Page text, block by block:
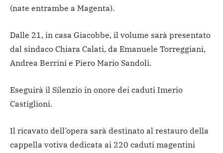
(nate entrambe a Magenta).
Dalle 21, in casa Giacobbe, il volume sarà presentato
dal sindaco Chiara Calati, da Emanuele Torreggiani,
Andrea Berrini e Piero Mario Sandoli.
Eseguirà il Silenzio in onore dei caduti Imerio
Castiglioni.
Il ricavato dell’opera sarà destinato al restauro della
cappella votiva dedicata ai 220 caduti magentini